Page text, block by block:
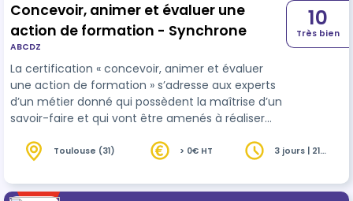
Concevoir, animer et évaluer une
action de formation - Synchrone
ABCDZ
La certification « concevoir, animer et évaluer
une action de formation » s’adresse aux experts
d’un métier donné qui possèdent la maîtrise d’un
savoir-faire et qui vont être amenés à réaliser
10
Très bien
Toulouse (31) > 0€ HT
3 jours | 21